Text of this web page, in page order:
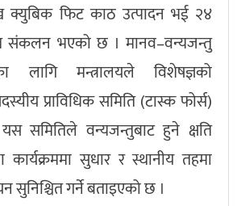
फिट काठ उत्पादन भई २४
संकलन भएको छ । मानव–वन्यजन्तु
लागि मन्त्रालयले विशेषज्ञको
प्राविधिक समिति (टास्क फोर्स)
समितिले वन्यजन्तुबाट हुने क्षति
कार्यक्रममा सुधार र स्थानीय तहमा
सुनिश्चित गर्ने बताइएको छ ।